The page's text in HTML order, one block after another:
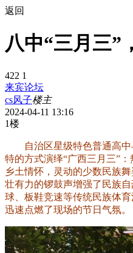
返回
八中“三月三”
422 1
来宾论坛
cs风子楼主
2024-04-11 13:16
1楼
自治区星级特色普通高
特的方式演绎“广西三月三”
乡土情怀，灵动的少数民族
壮有力的锣鼓声增强了民族
球、板鞋竞速等传统民族体
迅速点燃了现场的节日气氛。